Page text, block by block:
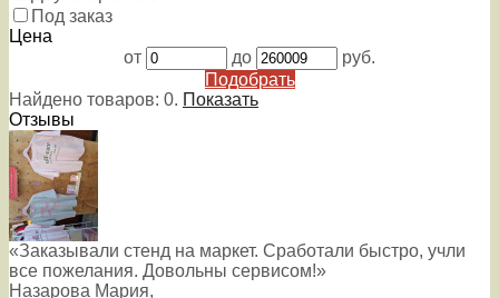
Под заказ
Цена
от
до
руб.
Подобрать
Найдено товаров: 0. Показать
Отзывы
«Заказывали стенд на маркет. Сработали быстро, учли
все пожелания. Довольны сервисом!»
Назарова Мария,